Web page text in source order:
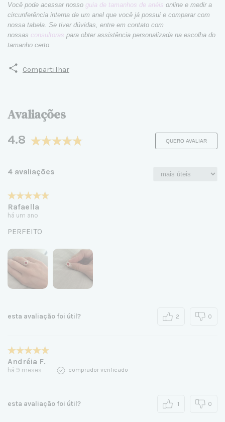
Você pode acessar nosso guia de tamanhos de anéis online e medir a
circunferência interna de um anel que você já possui e comparar com
nossa tabela. Se tiver dúvidas, entre em contato com
nossas consultoras para obter assistência personalizada na escolha do
tamanho certo.
Compartilhar
Avaliações
4.8 QUERO AVALIAR
4 avaliações
Rafaella
há um ano
PERFEITO
esta avaliação foi útil? 2 0
Andréia F.
há 9 meses comprador verificado
esta avaliação foi útil? 1 0